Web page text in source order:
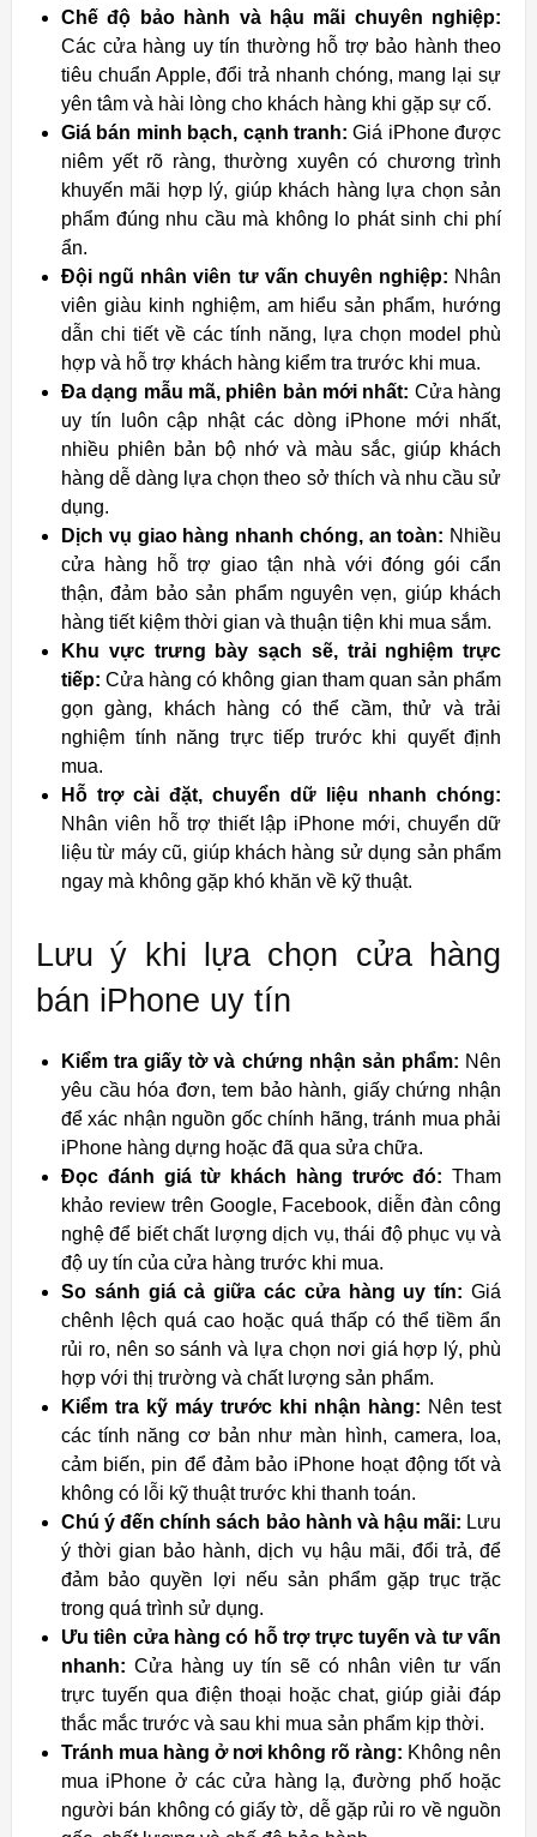
Chế độ bảo hành và hậu mãi chuyên nghiệp:
Các cửa hàng uy tín thường hỗ trợ bảo hành theo
tiêu chuẩn Apple, đổi trả nhanh chóng, mang lại sự
yên tâm và hài lòng cho khách hàng khi gặp sự cố.
Giá bán minh bạch, cạnh tranh: Giá iPhone được
niêm yết rõ ràng, thường xuyên có chương trình
khuyến mãi hợp lý, giúp khách hàng lựa chọn sản
phẩm đúng nhu cầu mà không lo phát sinh chi phí
ẩn.
Đội ngũ nhân viên tư vấn chuyên nghiệp: Nhân
viên giàu kinh nghiệm, am hiểu sản phẩm, hướng
dẫn chi tiết về các tính năng, lựa chọn model phù
hợp và hỗ trợ khách hàng kiểm tra trước khi mua.
Đa dạng mẫu mã, phiên bản mới nhất: Cửa hàng
uy tín luôn cập nhật các dòng iPhone mới nhất,
nhiều phiên bản bộ nhớ và màu sắc, giúp khách
hàng dễ dàng lựa chọn theo sở thích và nhu cầu sử
dụng.
Dịch vụ giao hàng nhanh chóng, an toàn: Nhiều
cửa hàng hỗ trợ giao tận nhà với đóng gói cẩn
thận, đảm bảo sản phẩm nguyên vẹn, giúp khách
hàng tiết kiệm thời gian và thuận tiện khi mua sắm.
Khu vực trưng bày sạch sẽ, trải nghiệm trực
tiếp: Cửa hàng có không gian tham quan sản phẩm
gọn gàng, khách hàng có thể cầm, thử và trải
nghiệm tính năng trực tiếp trước khi quyết định
mua.
Hỗ trợ cài đặt, chuyển dữ liệu nhanh chóng:
Nhân viên hỗ trợ thiết lập iPhone mới, chuyển dữ
liệu từ máy cũ, giúp khách hàng sử dụng sản phẩm
ngay mà không gặp khó khăn về kỹ thuật.
Lưu ý khi lựa chọn cửa hàng
bán iPhone uy tín
Kiểm tra giấy tờ và chứng nhận sản phẩm: Nên
yêu cầu hóa đơn, tem bảo hành, giấy chứng nhận
để xác nhận nguồn gốc chính hãng, tránh mua phải
iPhone hàng dựng hoặc đã qua sửa chữa.
Đọc đánh giá từ khách hàng trước đó: Tham
khảo review trên Google, Facebook, diễn đàn công
nghệ để biết chất lượng dịch vụ, thái độ phục vụ và
độ uy tín của cửa hàng trước khi mua.
So sánh giá cả giữa các cửa hàng uy tín: Giá
chênh lệch quá cao hoặc quá thấp có thể tiềm ẩn
rủi ro, nên so sánh và lựa chọn nơi giá hợp lý, phù
hợp với thị trường và chất lượng sản phẩm.
Kiểm tra kỹ máy trước khi nhận hàng: Nên test
các tính năng cơ bản như màn hình, camera, loa,
cảm biến, pin để đảm bảo iPhone hoạt động tốt và
không có lỗi kỹ thuật trước khi thanh toán.
Chú ý đến chính sách bảo hành và hậu mãi: Lưu
ý thời gian bảo hành, dịch vụ hậu mãi, đổi trả, để
đảm bảo quyền lợi nếu sản phẩm gặp trục trặc
trong quá trình sử dụng.
Ưu tiên cửa hàng có hỗ trợ trực tuyến và tư vấn
nhanh: Cửa hàng uy tín sẽ có nhân viên tư vấn
trực tuyến qua điện thoại hoặc chat, giúp giải đáp
thắc mắc trước và sau khi mua sản phẩm kịp thời.
Tránh mua hàng ở nơi không rõ ràng: Không nên
mua iPhone ở các cửa hàng lạ, đường phố hoặc
người bán không có giấy tờ, dễ gặp rủi ro về nguồn